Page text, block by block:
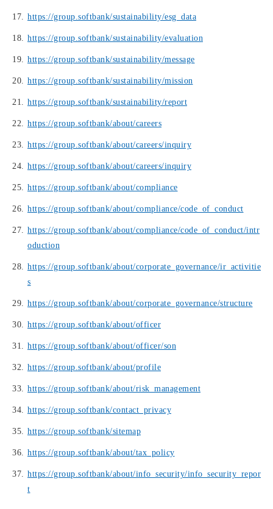
https://group.softbank/sustainability/esg_data
https://group.softbank/sustainability/evaluation
https://group.softbank/sustainability/message
https://group.softbank/sustainability/mission
https://group.softbank/sustainability/report
https://group.softbank/about/careers
https://group.softbank/about/careers/inquiry
https://group.softbank/about/careers/inquiry
https://group.softbank/about/compliance
https://group.softbank/about/compliance/code_of_conduct
https://group.softbank/about/compliance/code_of_conduct/intr
oduction
https://group.softbank/about/corporate_governance/ir_activitie
s
https://group.softbank/about/corporate_governance/structure
https://group.softbank/about/officer
https://group.softbank/about/officer/son
https://group.softbank/about/profile
https://group.softbank/about/risk_management
https://group.softbank/contact_privacy
https://group.softbank/sitemap
https://group.softbank/about/tax_policy
https://group.softbank/about/info_security/info_security_repor
t